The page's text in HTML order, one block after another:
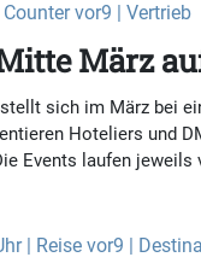
vor9 | Vertrieb
März
sich im März bei
Hoteliers und
Events laufen jeweils
| Reise vor9 |